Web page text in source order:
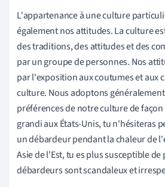
L'appartenance à une culture
également nos attitudes. La culture
des traditions, des attitudes et des
par un groupe de personnes. Nos
par l'exposition aux coutumes et aux
culture. Nous adoptons
préférences de notre culture de
grandi aux États-Unis, tu n'hésiteras
un débardeur pendant la chaleur de
Asie de l'Est, tu es plus susceptible de
débardeurs sont scandaleux et